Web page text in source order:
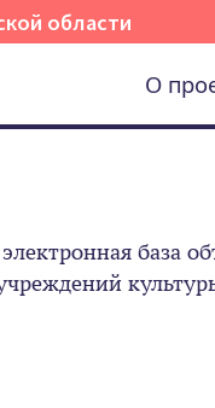
области
О
база